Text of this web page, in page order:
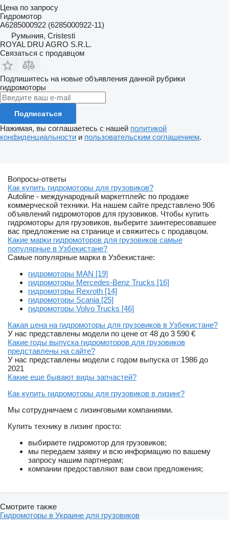
Цена по запросу
Гидромотор
A6285000922 (6285000922-11)
Румыния, Cristesti
ROYAL DRU AGRO S.R.L.
Связаться с продавцом
Подпишитесь на новые объявления данной рубрики
гидромоторы
Подписаться
Нажимая, вы соглашаетесь с нашей политикой
конфиденциальности и пользовательским соглашением.
Вопросы-ответы
Как купить гидромоторы для грузовиков?
Autoline - международный маркетплейс по продаже
коммерческой техники. На нашем сайте представлено 906
объявлений гидромоторов для грузовиков. Чтобы купить
гидромоторы для грузовиков, выберите заинтересовавшее
вас предложение на странице и свяжитесь с продавцом.
Какие марки гидромоторов для грузовиков самые
популярные в Узбекистане?
Самые популярные марки в Узбекистане:
гидромоторы MAN [19]
гидромоторы Mercedes-Benz Trucks [16]
гидромоторы Rexroth [14]
гидромоторы Scania [25]
гидромоторы Volvo Trucks [46]
Какая цена на гидромоторы для грузовиков в Узбекистане?
У нас представлены модели по цене от 48 до 3 590 €
Какие годы выпуска гидромоторов для грузовиков
представлены на сайте?
У нас представлены модели с годом выпуска от 1986 до
2021
Какие еще бывают виды запчастей?
Как купить гидромоторы для грузовиков в лизинг?
Мы сотрудничаем с лизинговыми компаниями.
Купить технику в лизинг просто:
выбираете гидромотор для грузовиков;
мы передаем заявку и всю информацию по вашему
запросу нашим партнерам;
компании предоставляют вам свои предложения;
Смотрите также
Гидромоторы в Украине для грузовиков